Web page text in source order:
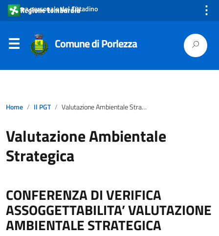
Area personale del Cittadino ⋮
Comune di Porlezza
Home Il PGT Valutazione Ambientale Strategica
Valutazione Ambientale
Strategica
CONFERENZA DI VERIFICA
ASSOGGETTABILITA’ VALUTAZIONE
AMBIENTALE STRATEGICA